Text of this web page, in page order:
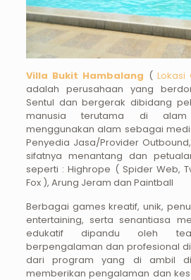
Villa Bukit Hambalang ( Lokasi
adalah perusahaan yang
Sentul dan bergerak dibidang
manusia terutama di
menggunakan alam sebagai
Penyedia Jasa/Provider
sifatnya menantang dan
seperti : Highrope ( Spider Web,
Fox ), Arung Jeram dan Paintball
Berbagai games kreatif, unik,
entertaining, serta senantiasa
edukatif dipandu oleh
berpengalaman dan profesional
dari program yang di ambil
memberikan pengalaman dan